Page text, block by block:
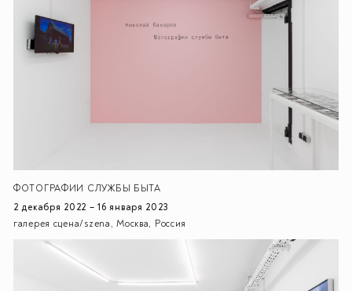
ФОТОГРАФИИ СЛУЖБЫ БЫТА
2 декабря 2022 – 16 января 2023
галерея сцена/szena, Москва, Россия